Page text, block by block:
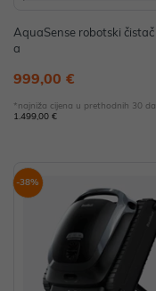
AquaSense robotski
a
999,00 €
*najniža cijena u prethodnih 30
1.499,00 €
-38%